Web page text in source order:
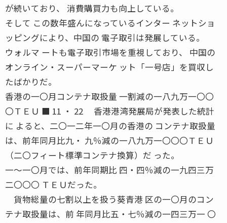
が続いており、 消費購買力も向上している。
そして この数年盛んになっているインター ネットショ
ッピングにより、中国の 電子取引は発展している。
ウォルマ ートも電子取引市場を重視しており、 中国の
オンライン・スーパーマーケ ット「一号店」を買収し
たばかりだ。
香港の一〇月コンテナ取扱量 一割減の一八九万一〇〇
〇ＴＥＵ ■ 11 ・ 22 香港港湾発展局が発表した統計
に よると、二〇一二年一〇月の香港の コンテナ取扱量
は、前年同月比九・ 九％減の一八九万一〇〇〇ＴＥＵ
（二〇フィート標準コンテナ換算）だ った。
一〜一〇月では、前年同期比 四・四％減の一九四三万
二〇〇〇 ＴＥＵだった。
貨物総量の七割以上を扱う葵青港 区の一〇月のコン
テナ取扱量は、前 年同月比五・七％減の一四三万一 〇